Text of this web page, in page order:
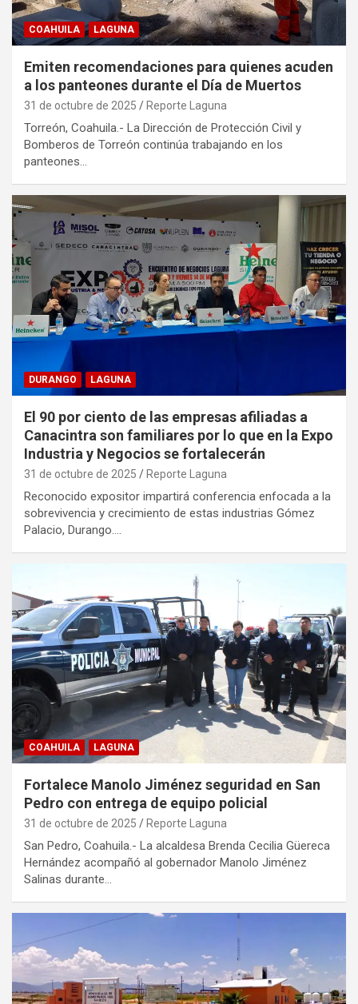
COAHUILA LAGUNA
Emiten recomendaciones para quienes acuden
a los panteones durante el Día de Muertos
31 de octubre de 2025 Reporte Laguna
Torreón, Coahuila.- La Dirección de Protección Civil y
Bomberos de Torreón continúa trabajando en los
panteones…
DURANGO LAGUNA
El 90 por ciento de las empresas afiliadas a
Canacintra son familiares por lo que en la Expo
Industria y Negocios se fortalecerán
31 de octubre de 2025 Reporte Laguna
Reconocido expositor impartirá conferencia enfocada a la
sobrevivencia y crecimiento de estas industrias Gómez
Palacio, Durango.…
COAHUILA LAGUNA
Fortalece Manolo Jiménez seguridad en San
Pedro con entrega de equipo policial
31 de octubre de 2025 Reporte Laguna
San Pedro, Coahuila.- La alcaldesa Brenda Cecilia Güereca
Hernández acompañó al gobernador Manolo Jiménez
Salinas durante…